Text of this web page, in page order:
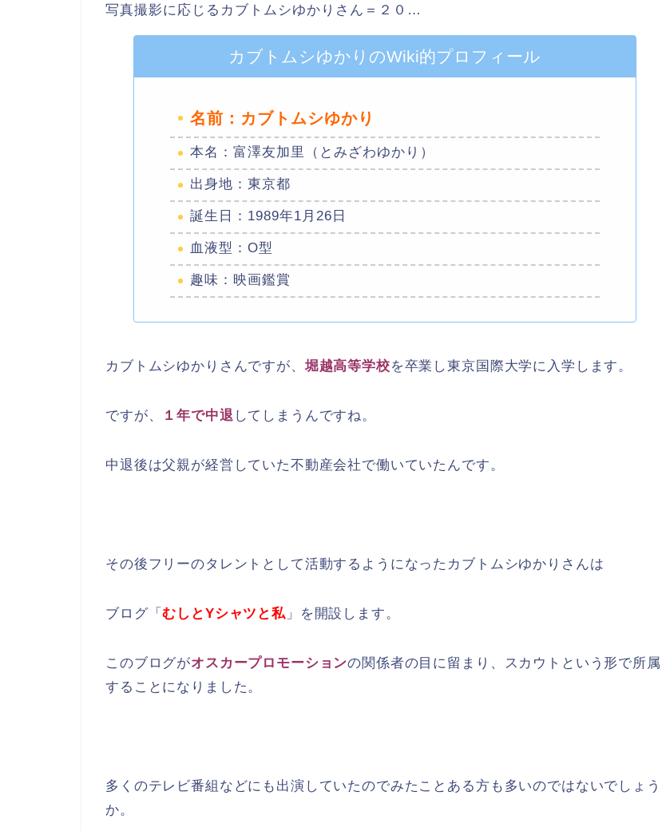
カブトムシゆかりのWiki的プロフィール
名前：カブトムシゆかり
本名：富澤友加里（とみざわゆかり）
出身地：東京都
誕生日：1989年1月26日
血液型：O型
趣味：映画鑑賞
カブトムシゆかりさんですが、 堀越高等学校を卒業し東京国際大学に入学します。
ですが、 １年で中退 してしまうんですね。
中退後は父親が経営していた不動産会社で働いていたんです。
その後フリーのタレントとして活動するようになったカブトムシゆかりさんは
ブログ「 むしとYシャツと私 」を開設します。
このブログがオスカープロモーションの関係者の目に留まり、スカウトという形で所属
することになりました。
多くのテレビ番組などにも出演していたのでみたことある方も多いのではないでしょう
か。